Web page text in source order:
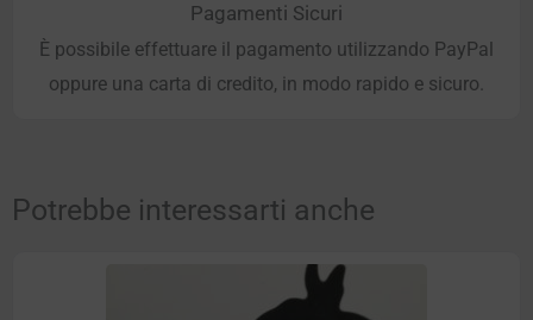
Pagamenti Sicuri
È possibile effettuare il pagamento utilizzando PayPal
oppure una carta di credito, in modo rapido e sicuro.
Potrebbe interessarti anche